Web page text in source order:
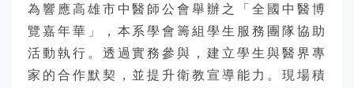
為響應高雄市中醫師公會舉辦之「全國中醫博
覽嘉年華」，本系學會籌組學生服務團隊協助
活動執行。透過實務參與，建立學生與醫界專
家的合作默契，並提升衛教宣導能力。現場積